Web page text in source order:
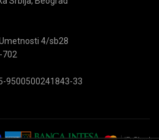
4/sb28
702
9500500241843-33